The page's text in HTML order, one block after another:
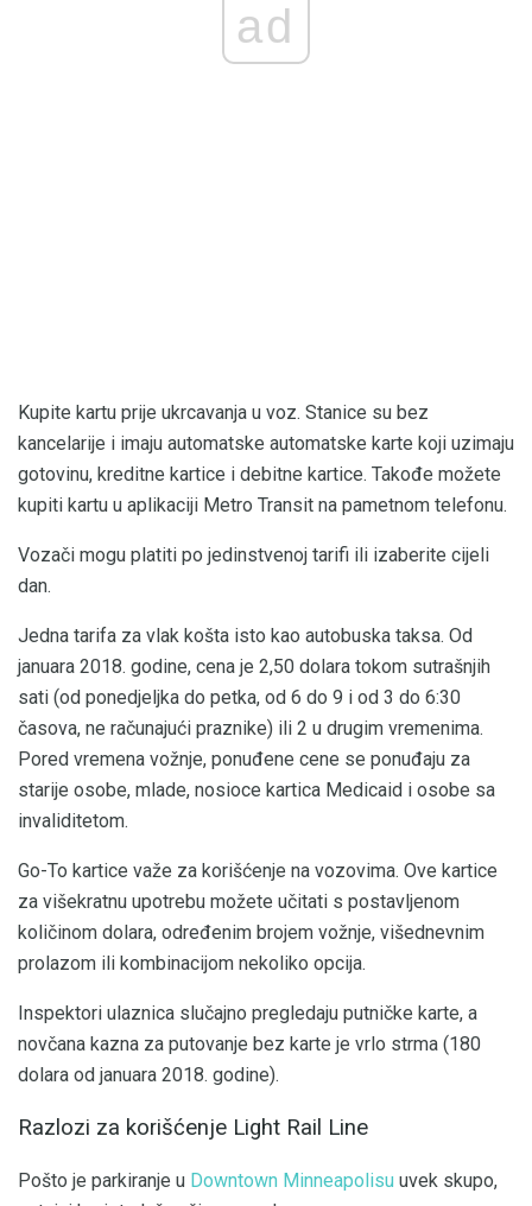
ad
Kupite kartu prije ukrcavanja u voz. Stanice su bez
kancelarije i imaju automatske automatske karte koji uzimaju
gotovinu, kreditne kartice i debitne kartice. Takođe možete
kupiti kartu u aplikaciji Metro Transit na pametnom telefonu.
Vozači mogu platiti po jedinstvenoj tarifi ili izaberite cijeli
dan.
Jedna tarifa za vlak košta isto kao autobuska taksa. Od
januara 2018. godine, cena je 2,50 dolara tokom sutrašnjih
sati (od ponedjeljka do petka, od 6 do 9 i od 3 do 6:30
časova, ne računajući praznike) ili 2 u drugim vremenima.
Pored vremena vožnje, ponuđene cene se ponuđaju za
starije osobe, mlade, nosioce kartica Medicaid i osobe sa
invaliditetom.
Go-To kartice važe za korišćenje na vozovima. Ove kartice
za višekratnu upotrebu možete učitati s postavljenom
količinom dolara, određenim brojem vožnje, višednevnim
prolazom ili kombinacijom nekoliko opcija.
Inspektori ulaznica slučajno pregledaju putničke karte, a
novčana kazna za putovanje bez karte je vrlo strma (180
dolara od januara 2018. godine).
Razlozi za korišćenje Light Rail Line
Pošto je parkiranje u Downtown Minneapolisu uvek skupo,